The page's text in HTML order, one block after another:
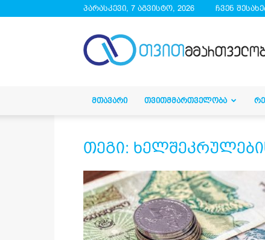
პარასკევი, 7 აგვისტო, 2026 ჩვენ
ᲛᲗᲐᲕᲐᲠᲘ ᲗᲕᲘᲗᲛᲛᲐᲠᲗᲕᲔᲚᲝᲑᲐ
თეგი: